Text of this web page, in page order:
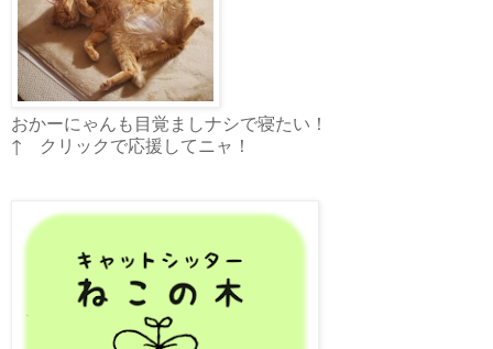
おかーにゃんも目覚ましナシで寝たい！
↑ クリックで応援してニャ！